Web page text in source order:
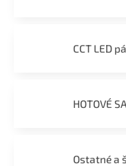
CCT LED
HOTOVÉ
Ostatné a